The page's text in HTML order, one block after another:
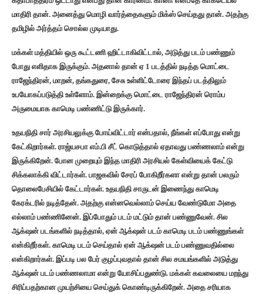
மாதிரி தான். அனைத்து மொழி வார்த்தைகளும் மிக்ஸ் செய்தது தான். அதற்கு
தமிழில் அர்த்தம் சொல்ல முடியாது.
மக்கள் மத்தியில் ஒரு கூட்டணி ஹிட்டாகிவிட்டால், அடுத்து படம் பண்ணும்
போது எளிதாக இருக்கும். அதனால் தான் ஏ 1 படத்தில் நடித்த மொட்டை
ராஜேந்திரன், மாறன், தங்கதுரை, சேசு உள்ளிட்டோரை இந்தப் படத்திலும்
உபயோகப்படுத்தி உள்ளோம். இன்றைக்கு மொட்டை ராஜேந்திரன் ரொம்ப
அருமையாக காமெடி பண்ணிட்டு இருக்கார்.
உதயநிதி சார் அரசியலுக்கு போய்விட்டார் என்பதால், நீங்கள் எப்போது என்று
கேட்கிறார்கள். ராஜ்யசபா எம்.பி சீட் கொடுத்தால் ஏதாவது பண்ணலாம் என்று
இருக்கிறேன். போன முறையும் இந்த மாதிரி அரசியல் கேள்வியைக் கேட்டு
சிக்கலாக்கி விட்டார்கள். பாஜகவில் சேரப் போகிறீர்களா என்று தான் பலரும்
தொலைபேசியில் கேட்டார்கள். உதயநிதி சாருடன் இணைந்து காமெடி
கேரக்டரில் நடித்தேன். அதற்கு என்னவெல்லாம் செய்ய வேண்டுமோ அதை
எல்லாம் பண்ணினேன். இப்போதும் படம் மட்டும் தான் பண்ணுவேன். சில
ஆக்‌ஷன் படங்களில் நடித்தால், ஏன் ஆக்‌ஷன் படம் காமெடி படம் பண்ணுங்கள்
என்கிறீர்கள். காமெடி படம் செய்தால் ஏன் ஆக்‌ஷன் படம் பண்ணுவதில்லை
என்கிறார்கள். இப்படி பல பேர் குழப்புவதால் தான் சில சமயங்களில் அடுத்து
ஆக்‌ஷன் படம் பண்ணலாமா என்று யோசிப்பதுண்டு. மக்கள் கவலையை மறந்து
சிரிப்பதற்கான முயற்சியை செய்துக் கொண்டிருக்கிறேன். அதை சரியாக